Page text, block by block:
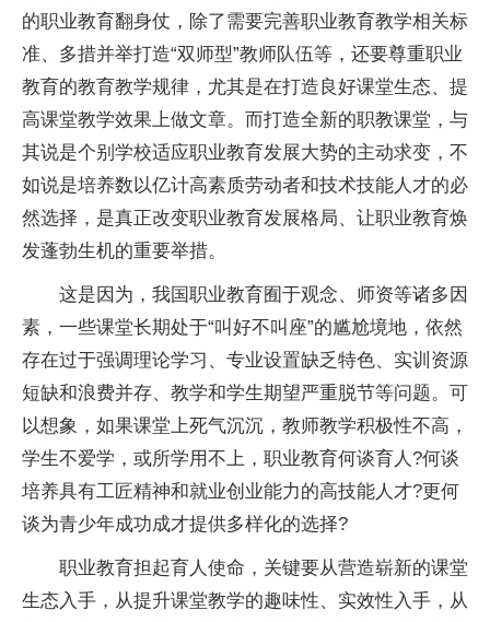
的职业教育翻身仗，除了需要完善职业教育教学相关标
准、多措并举打造“双师型”教师队伍等，还要尊重职业
教育的教育教学规律，尤其是在打造良好课堂生态、提
高课堂教学效果上做文章。而打造全新的职教课堂，与
其说是个别学校适应职业教育发展大势的主动求变，不
如说是培养数以亿计高素质劳动者和技术技能人才的必
然选择，是真正改变职业教育发展格局、让职业教育焕
发蓬勃生机的重要举措。
这是因为，我国职业教育囿于观念、师资等诸多因
素，一些课堂长期处于“叫好不叫座”的尴尬境地，依然
存在过于强调理论学习、专业设置缺乏特色、实训资源
短缺和浪费并存、教学和学生期望严重脱节等问题。可
以想象，如果课堂上死气沉沉，教师教学积极性不高，
学生不爱学，或所学用不上，职业教育何谈育人?何谈
培养具有工匠精神和就业创业能力的高技能人才?更何
谈为青少年成功成才提供多样化的选择?
职业教育担起育人使命，关键要从营造崭新的课堂
生态入手，从提升课堂教学的趣味性、实效性入手，从